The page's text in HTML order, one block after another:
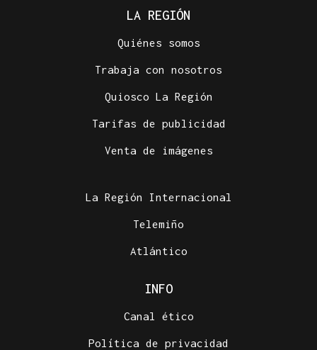
LA REGIÓN
Quiénes somos
Trabaja con nosotros
Quiosco La Región
Tarifas de publicidad
Venta de imágenes
La Región Internacional
Telemiño
Atlántico
INFO
Canal ético
Política de privacidad